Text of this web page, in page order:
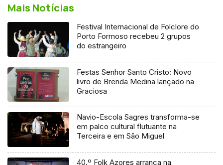
Mais Notícias
Festival Internacional de Folclore do
Porto Formoso recebeu 2 grupos
do estrangeiro
Festas Senhor Santo Cristo: Novo
livro de Brenda Medina lançado na
Graciosa
Navio-Escola Sagres transforma-se
em palco cultural flutuante na
Terceira e em São Miguel
40.º Folk Azores arranca na